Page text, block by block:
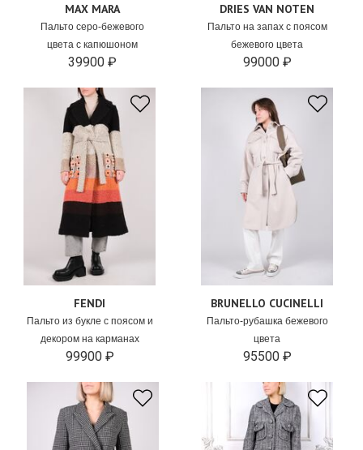
MAX MARA
Пальто серо-бежевого
цвета с капюшоном
39900 ₽
DRIES VAN NOTEN
Пальто на запах с поясом
бежевого цвета
99000 ₽
FENDI
Пальто из букле с поясом и
декором на карманах
99900 ₽
BRUNELLO CUCINELLI
Пальто-рубашка бежевого
цвета
95500 ₽